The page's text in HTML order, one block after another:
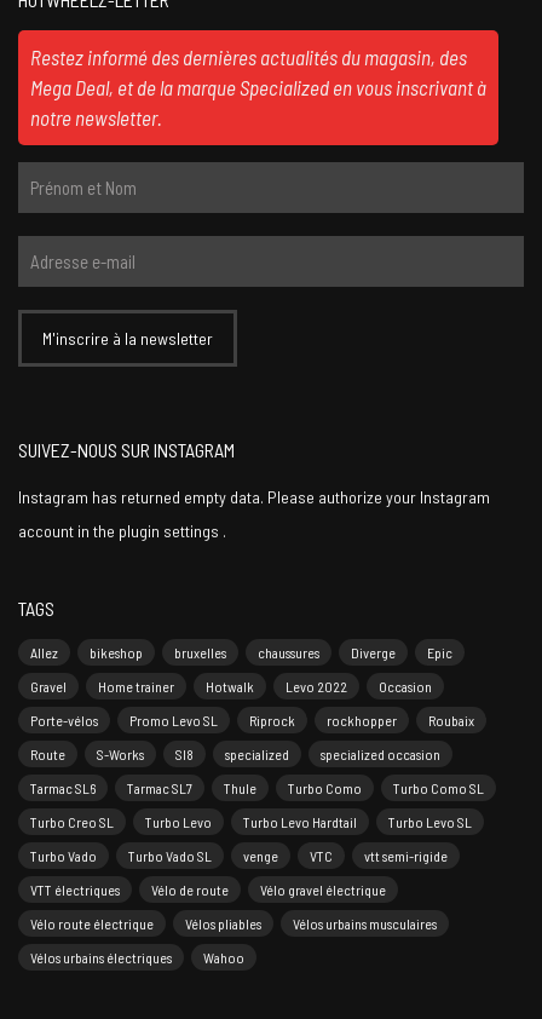
Restez informé des dernières actualités du magasin, des
Mega Deal, et de la marque Specialized en vous inscrivant à
notre newsletter.
SUIVEZ-NOUS SUR INSTAGRAM
Instagram has returned empty data. Please authorize your Instagram
account in the plugin settings .
TAGS
Allez bikeshop bruxelles chaussures Diverge
Epic
Gravel
Home trainer Hotwalk Levo 2022
Occasion
Porte-vélos
Promo Levo SL Riprock rockhopper
Roubaix
Route
S-Works Sl8 specialized
specialized occasion
Tarmac SL6
Tarmac SL7 Thule Turbo Como
Turbo Como SL
Turbo Creo SL
Turbo Levo Turbo Levo Hardtail
Turbo Levo SL
Turbo Vado
Turbo Vado SL venge VTC
vtt semi-rigide
VTT électriques
Vélo de route
Vélo gravel électrique
Vélo route électrique
Vélos pliables
Vélos urbains musculaires
Vélos urbains électriques
Wahoo